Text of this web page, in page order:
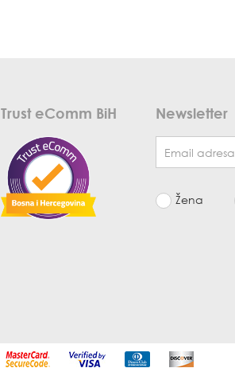
Trust eComm BiH Newsletter
Žena